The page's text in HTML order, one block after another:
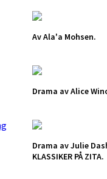
Av Ala'a Mohsen.
Drama av Alice
Drama av Julie
KLASSIKER PÅ ZITA.